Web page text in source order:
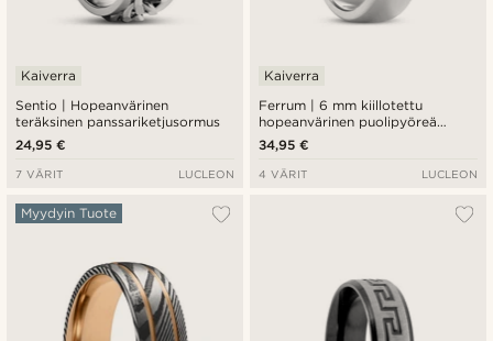
Sentio | Hopeanvärinen
teräksinen panssariketjusormus
Kaiverra
24,95 €
7 VÄRIT LUCLEON
Ferrum | 6 mm kiillotettu
hopeanvärinen puolipyöreä
terässormus
Kaiverra
34,95 €
4 VÄRIT LUCLEON
Myydyin Tuote